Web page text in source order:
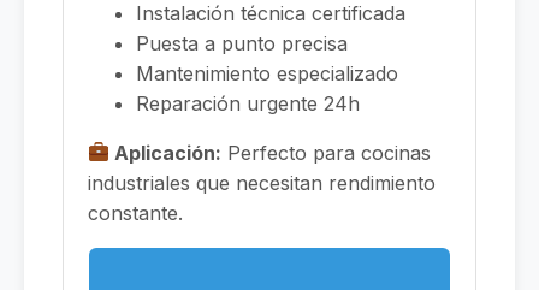
Instalación técnica certificada
Puesta a punto precisa
Mantenimiento especializado
Reparación urgente 24h
Aplicación: Perfecto para cocinas
industriales que necesitan rendimiento
constante.